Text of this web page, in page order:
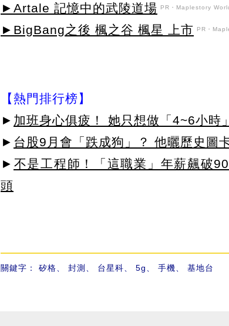
►Artale 記憶中的武陵道場
PR・Maplestory
►BigBang之後 楓之谷 楓星 上市 PR・
【熱門排行榜】
► 加班身心俱疲！ 她只想做「4~6小時
► 台股9月會「跌成狗」？ 他曬歷史圖
► 不是工程師！「這職業」年薪飆破
頭
關鍵字： 矽格、 封測 、 台星科、 5g、 手機、 基地台